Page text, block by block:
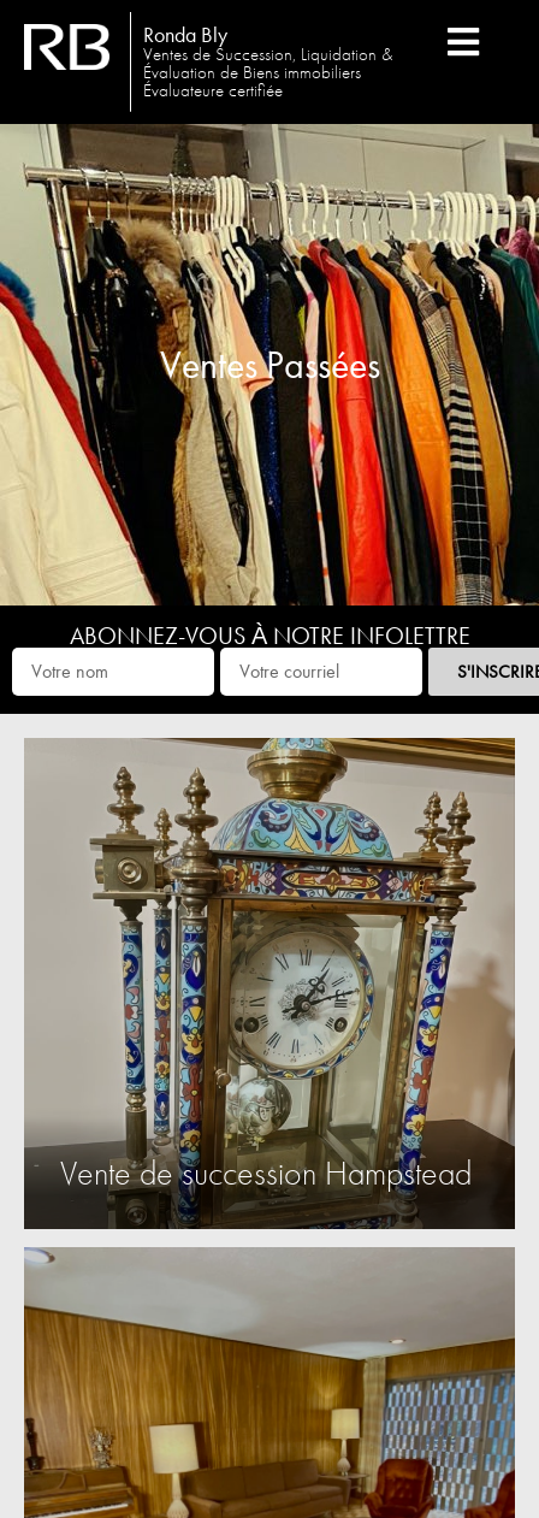
Ronda Bly
Ventes de Succession, Liquidation &
Évaluation de Biens immobiliers
Évaluateure certifiée
Ventes Passées
ABONNEZ-VOUS À NOTRE INFOLETTRE
Vente de succession Hampstead